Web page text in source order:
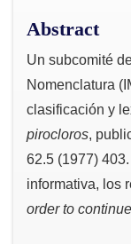
Abstract
Un subcomité
Nomenclatura
clasificación y
pirocloros,
62.5 (1977)
informativa, los
order to